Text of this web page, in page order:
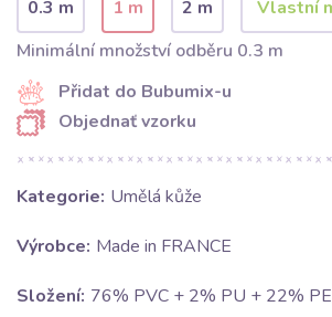
0.3 m 1 m
2 m
Minimální množství odběru 0.3 m
Přidat do Bubumix-u
Objednať vzorku
Kategorie: Umělá kůže
Výrobce: Made in FRANCE
Složení: 76% PVC + 2% PU + 22% PE